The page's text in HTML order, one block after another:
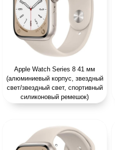
Apple Watch Series 8 41 мм
(алюминиевый корпус, звездный
свет/звездный свет, спортивный
силиконовый ремешок)